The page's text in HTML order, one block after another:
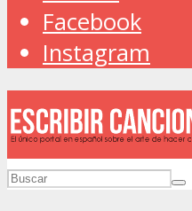
Facebook
Instagram